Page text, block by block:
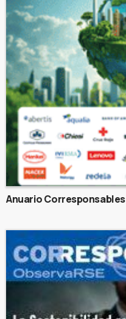
Anuario Corresponsables